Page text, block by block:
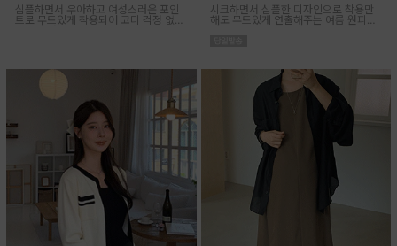
심플하면서 우아하고 여성스러운 포인
트로 무드있게 착용되어 코디 걱정 없는
시크하면서 심플한 디자인으로 착용만
해도 무드있게 연출해주는 여름 원피스